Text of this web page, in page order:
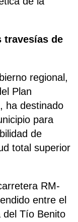
travesías de
regional,
Plan
ha destinado
para
de
total superior
RM-
entre el
del Tío Benito